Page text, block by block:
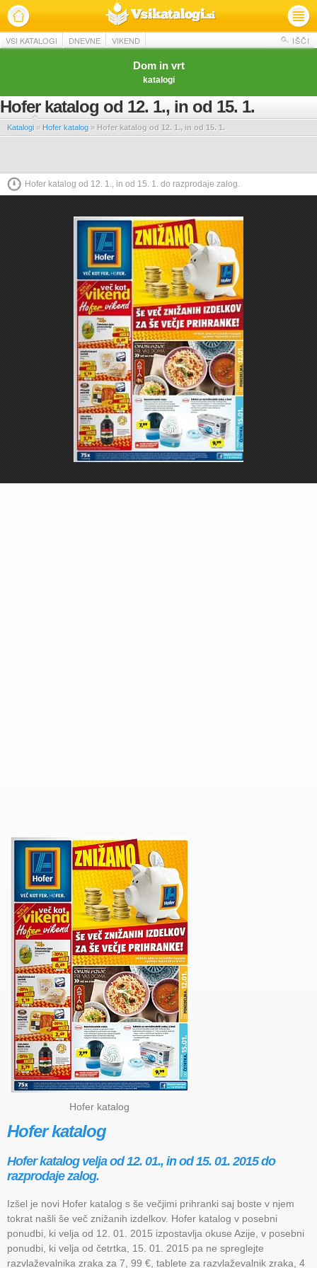
VSI KATALOGI DNEVNE VIKEND IŠČI
Dom in vrt
katalogi
Hofer katalog od 12. 1., in od 15. 1.
Katalogi » Hofer katalog » Hofer katalog od 12. 1., in od 15. 1.
Hofer katalog od 12. 1., in od 15. 1. do razprodaje zalog.
Hofer katalog
Hofer katalog
Hofer katalog velja od 12. 01., in od 15. 01. 2015 do
razprodaje zalog.
Izšel je novi Hofer katalog s še večjimi prihranki saj boste v njem
tokrat našli še več znižanih izdelkov. Hofer katalog v posebni
ponudbi, ki velja od 12. 01. 2015 izpostavlja okuse Azije, v posebni
ponudbi, ki velja od četrtka, 15. 01. 2015 pa ne spreglejte
razvlaževalnika zraka za 7, 99 €, tablete za razvlaževalnik zraka, 4